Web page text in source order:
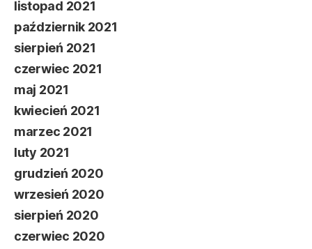
listopad 2021
październik 2021
sierpień 2021
czerwiec 2021
maj 2021
kwiecień 2021
marzec 2021
luty 2021
grudzień 2020
wrzesień 2020
sierpień 2020
czerwiec 2020